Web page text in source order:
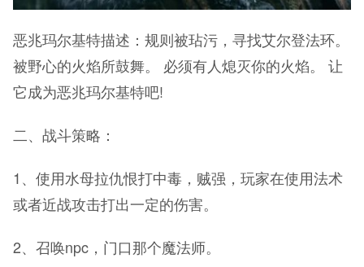
恶兆玛尔基特描述：规则被玷污，寻找艾尔登法环。
被野心的火焰所鼓舞。 必须有人熄灭你的火焰。 让
它成为恶兆玛尔基特吧!
二、战斗策略：
1、使用水母拉仇恨打中毒，贼强，玩家在使用法术
或者近战攻击打出一定的伤害。
2、召唤npc，门口那个魔法师。